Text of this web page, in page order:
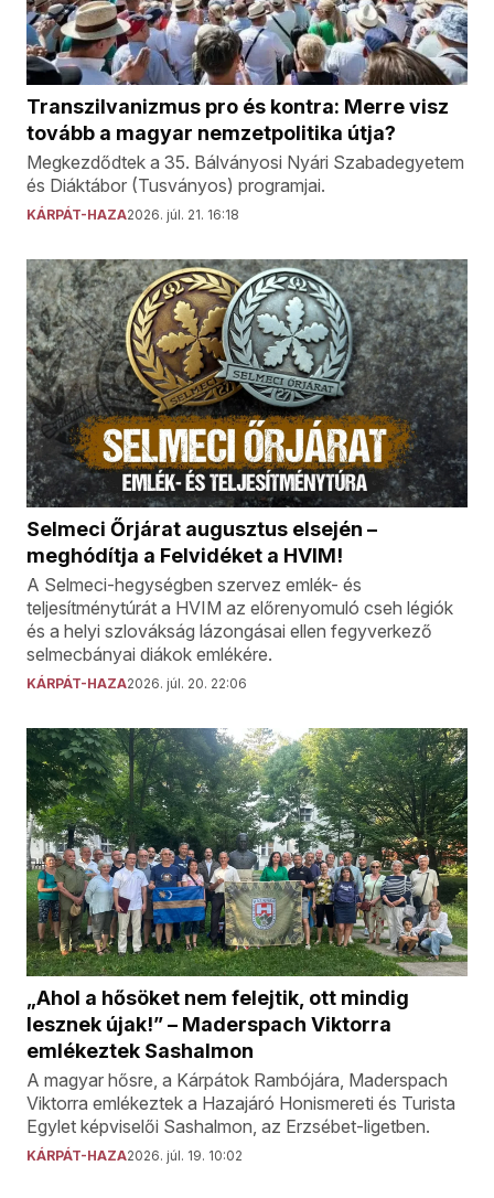
Transzilvanizmus pro és kontra: Merre visz
tovább a magyar nemzetpolitika útja?
Megkezdődtek a 35. Bálványosi Nyári Szabadegyetem
és Diáktábor (Tusványos) programjai.
KÁRPÁT-HAZA2026. júl. 21. 16:18
Selmeci Őrjárat augusztus elsején –
meghódítja a Felvidéket a HVIM!
A Selmeci-hegységben szervez emlék- és
teljesítménytúrát a HVIM az előrenyomuló cseh légiók
és a helyi szlovákság lázongásai ellen fegyverkező
selmecbányai diákok emlékére.
KÁRPÁT-HAZA2026. júl. 20. 22:06
„Ahol a hősöket nem felejtik, ott mindig
lesznek újak!” – Maderspach Viktorra
emlékeztek Sashalmon
A magyar hősre, a Kárpátok Rambójára, Maderspach
Viktorra emlékeztek a Hazajáró Honismereti és Turista
Egylet képviselői Sashalmon, az Erzsébet-ligetben.
KÁRPÁT-HAZA2026. júl. 19. 10:02